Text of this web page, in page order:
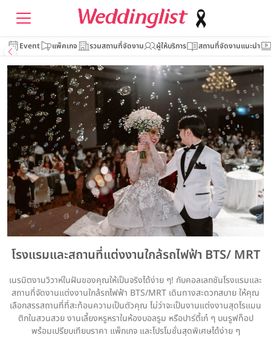
Event แพ็คเกจ รวมสถานที่จัดงาน ผู้ให้บริการ สถานที่จัดงานแนะนำ
โรงแรมและสถานที่แต่งงานใกล้รถไฟฟ้า BTS/ MRT
เนรมิตงานวิวาห์ในฝันของคุณให้เป็นจริงได้ง่าย ๆ! กับคอลเลกชันโรงแรมและ
สถานที่จัดงานแต่งงานใกล้รถไฟฟ้า BTS/MRT เดินทางสะดวกสบาย ให้คุณ
เลือกสรรสถานที่ที่สะท้อนความเป็นตัวคุณ ไม่ว่าจะเป็นงานแต่งงานสุดโรแมน
ติกในสวนสวย งานเลี้ยงหรูหราในห้องบอลรูม หรือปาร์ตี้เก๋ ๆ บนรูฟท็อป
พร้อมเปรียบเทียบราคา แพ็กเกจ และโปรโมชั่นสุดพิเศษได้ง่าย ๆ